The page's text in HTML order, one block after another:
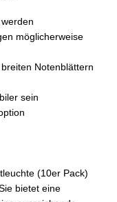
möglicherweise
Notenblättern
sein
(10er Pack)
bietet eine